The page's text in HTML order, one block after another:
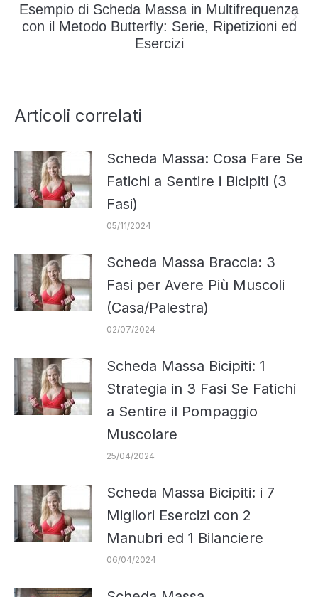
Prossimo
post:
Esempio di Scheda Massa in Multifrequenza
con il Metodo Butterfly: Serie, Ripetizioni ed
Esercizi
Articoli correlati
Scheda Massa: Cosa Fare Se
Fatichi a Sentire i Bicipiti (3
Fasi)
05/11/2024
Scheda Massa Braccia: 3
Fasi per Avere Più Muscoli
(Casa/Palestra)
02/07/2024
Scheda Massa Bicipiti: 1
Strategia in 3 Fasi Se Fatichi
a Sentire il Pompaggio
Muscolare
25/04/2024
Scheda Massa Bicipiti: i 7
Migliori Esercizi con 2
Manubri ed 1 Bilanciere
06/04/2024